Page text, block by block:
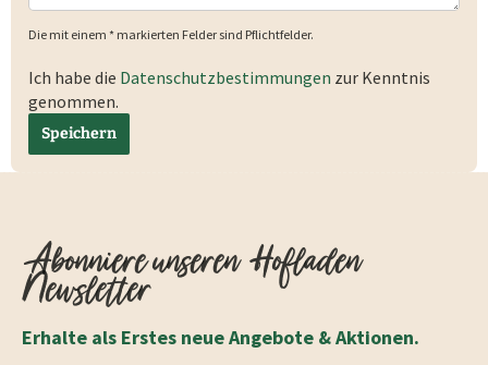
Die mit einem * markierten Felder sind Pflichtfelder.
Ich habe die Datenschutzbestimmungen zur Kenntnis
genommen.
Speichern
Abonniere unseren Hofladen
Newsletter
Erhalte als Erstes neue Angebote & Aktionen.